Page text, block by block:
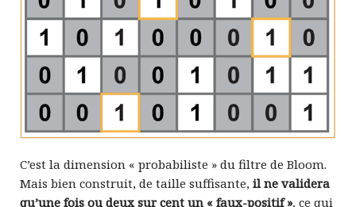
C’est la dimension « probabiliste » du filtre de Bloom.
Mais bien construit, de taille suffisante, il ne validera
qu’une fois ou deux sur cent un « faux-positif », ce qui